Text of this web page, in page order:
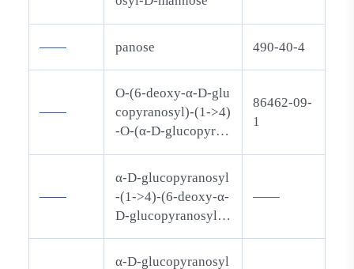
4)-alpha-
D-苏-己
—— panose 490-40-4
——
O-(6-deoxy-α-D-glu
copyranosyl)-(1->4)
-O-(α-D-glucopyran
opyranose
86462-09-
1
——
α-D-glucopyranosyl
-(1->4)-(6-deoxy-α-
D-glucopyranosyl)-
ranosyl-(1->4)-D-gl
——
α-D-glucopyranosyl